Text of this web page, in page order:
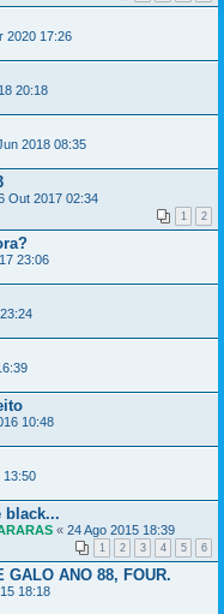
2020 17:26
20:18
2018 08:35
Out 2017 02:34
1 2
23:06
10:48
13:50
black...
« 24 Ago 2015 18:39
1 2 3 4 5 6
GALO ANO 88, FOUR.
18:18